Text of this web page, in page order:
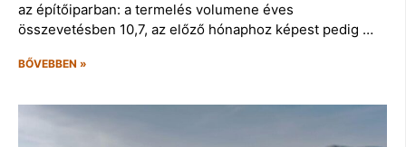
az építőiparban: a termelés volumene éves
összevetésben 10,7, az előző hónaphoz képest pedig …
BŐVEBBEN »